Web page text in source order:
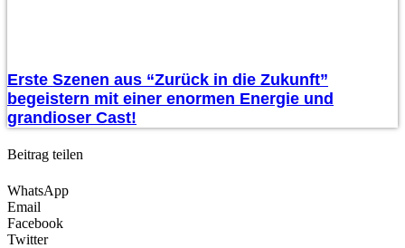
Erste Szenen aus “Zurück in die Zukunft”
begeistern mit einer enormen Energie und
grandioser Cast!
Beitrag teilen
WhatsApp
Email
Facebook
Twitter